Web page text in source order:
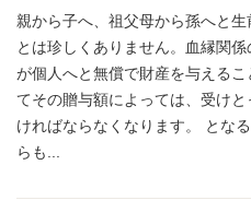
親から子へ、祖父母から孫へと
とは珍しくありません。血縁関
が個人へと無償で財産を与える
てその贈与額によっては、受け
ければならなくなります。 とな
らも...